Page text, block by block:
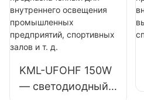
для
промышленных
предприятий,
складов и других
помещений.
KML-UFOHF 150W
— светодиодный